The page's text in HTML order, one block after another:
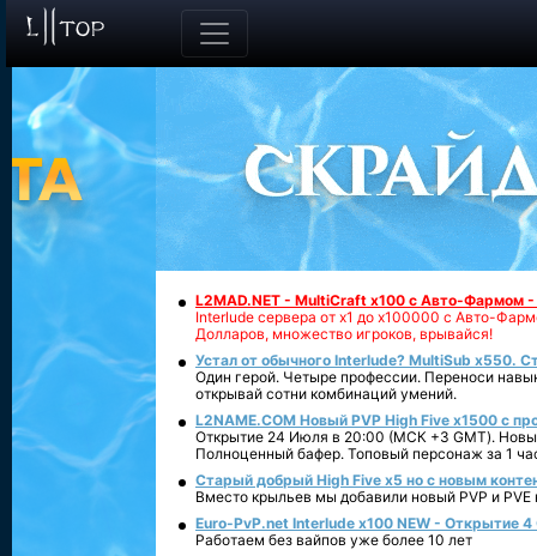
L2MAD.NET - MultiCraft x100 с Авто-Фармом
Interlude сервера от х1 до х100000 с Авто-
Долларов, множество игроков, врывайся!
Устал от обычного Interlude? MultiSub x550.
Один герой. Четыре профессии. Переноси
открывай сотни комбинаций умений.
L2NAME.COM Новый PVP High Five x1500 с
Открытие 24 Июля в 20:00 (МСК +3 GMT).
Полноценный бафер. Топовый персонаж за 1
Старый добрый High Five x5 но с новым
Вместо крыльев мы добавили новый PVP и PVE
Euro-PvP.net Interlude х100 NEW - Открытие 4
Работаем без вайпов уже более 10 лет